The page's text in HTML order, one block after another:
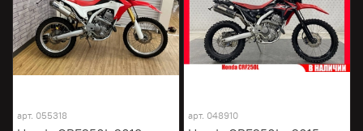
арт. 055318 арт. 048910